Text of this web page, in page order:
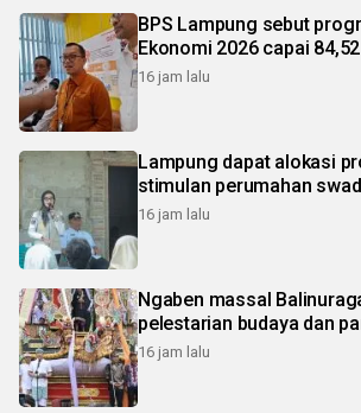
BPS Lampung sebut
Ekonomi 2026 capai
16 jam lalu
Lampung dapat alokasi
stimulan perumahan
16 jam lalu
Ngaben massal
pelestarian budaya dan
16 jam lalu